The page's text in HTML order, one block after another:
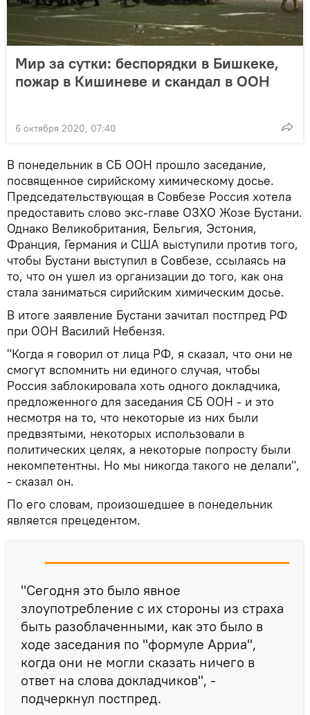
Мир за сутки: беспорядки в Бишкеке,
пожар в Кишиневе и скандал в ООН
6 октября 2020, 07:40
В понедельник в СБ ООН прошло заседание,
посвященное сирийскому химическому досье.
Председательствующая в Совбезе Россия хотела
предоставить слово экс-главе ОЗХО Жозе Бустани.
Однако Великобритания, Бельгия, Эстония,
Франция, Германия и США выступили против того,
чтобы Бустани выступил в Совбезе, ссылаясь на
то, что он ушел из организации до того, как она
стала заниматься сирийским химическим досье.
В итоге заявление Бустани зачитал постпред РФ
при ООН Василий Небензя.
"Когда я говорил от лица РФ, я сказал, что они не
смогут вспомнить ни единого случая, чтобы
Россия заблокировала хоть одного докладчика,
предложенного для заседания СБ ООН - и это
несмотря на то, что некоторые из них были
предвзятыми, некоторых использовали в
политических целях, а некоторые попросту были
некомпетентны. Но мы никогда такого не делали",
- сказал он.
По его словам, произошедшее в понедельник
является прецедентом.
"Сегодня это было явное
злоупотребление с их стороны из страха
быть разоблаченными, как это было в
ходе заседания по "формуле Арриа",
когда они не могли сказать ничего в
ответ на слова докладчиков", -
подчеркнул постпред.